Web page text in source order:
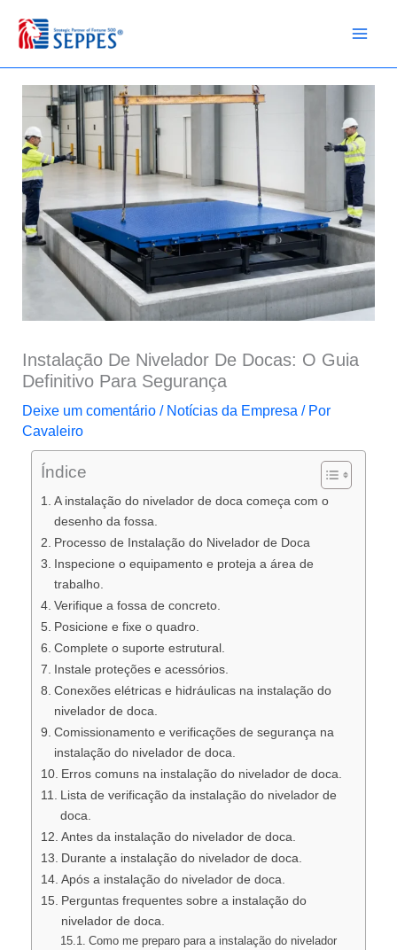
para
conteúdo
Instalação De Nivelador De Docas: O Guia
Definitivo Para Segurança
Deixe um comentário / Notícias da Empresa / Por
Cavaleiro
Índice
A instalação do nivelador de doca começa com o
desenho da fossa.
Processo de Instalação do Nivelador de Doca
Inspecione o equipamento e proteja a área de
trabalho.
Verifique a fossa de concreto.
Posicione e fixe o quadro.
Complete o suporte estrutural.
Instale proteções e acessórios.
Conexões elétricas e hidráulicas na instalação do
nivelador de doca.
Comissionamento e verificações de segurança na
instalação do nivelador de doca.
Erros comuns na instalação do nivelador de doca.
Lista de verificação da instalação do nivelador de
doca.
Antes da instalação do nivelador de doca.
Durante a instalação do nivelador de doca.
Após a instalação do nivelador de doca.
Perguntas frequentes sobre a instalação do
nivelador de doca.
Como me preparo para a instalação do nivelador